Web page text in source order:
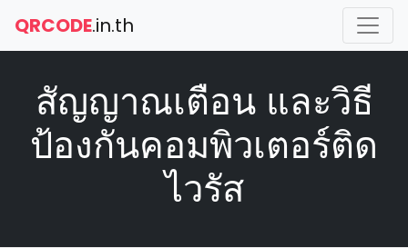
QRCODE.in.th
สัญญาณเตือน และวิธี
ป้องกันคอมพิวเตอร์ติด
ไวรัส